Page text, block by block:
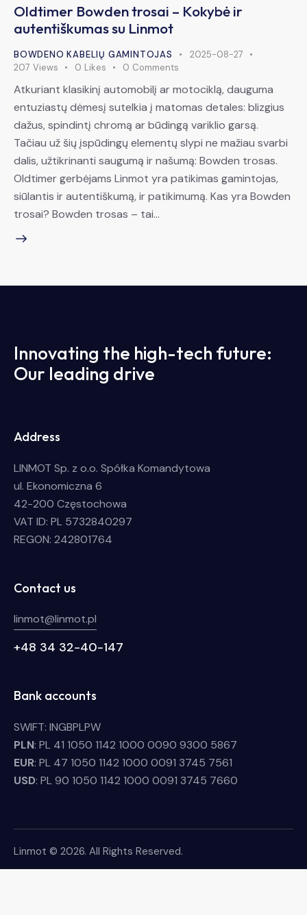
Oldtimer Bowden trosai – Kokybė ir
autentiškumas su Linmot
BOWDENO KABELIŲ GAMINTOJAS
2025-08-27
207 Views 0 Likes 0 Comments
Atkuriant klasikinį automobilį ar motociklą, dauguma
entuziastų dėmesį sutelkia į matomas detales: blizgius
dažus, spindintį chromą ar būdingą variklio garsą.
Tačiau už šių įspūdingų elementų slypi ne mažiau svarbi
dalis, užtikrinanti saugumą ir našumą: Bowden trosas.
Oldtimer gerbėjams Linmot yra patikimas gamintojas,
siūlantis ir autentiškumą, ir patikimumą. Kas yra Bowden
trosai? Bowden trosas – tai…
Innovating the high-tech future:
Our leading drive
Address
LINMOT Sp. z o.o. Spółka Komandytowa
ul. Ekonomiczna 6
42-200 Częstochowa
VAT ID: PL 5732840297
REGON: 242801764
Contact us
linmot@linmot.pl
+48 34 32-40-147
Bank accounts
SWIFT: INGBPLPW
PLN: PL 41 1050 1142 1000 0090 9300 5867
EUR: PL 47 1050 1142 1000 0091 3745 7561
USD: PL 90 1050 1142 1000 0091 3745 7660
Linmot © 2026. All Rights Reserved.